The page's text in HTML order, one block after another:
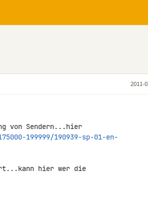
2011-
199999/190939-sp-01-en-
hier wer die